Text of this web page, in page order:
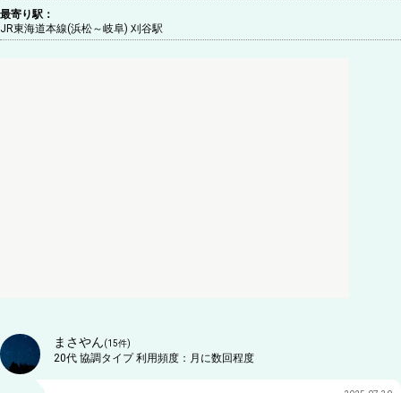
最寄り駅：
JR東海道本線(浜松～岐阜) 刈谷駅
まさやん(15件)
20代 協調タイプ利用頻度： 月に数回程度